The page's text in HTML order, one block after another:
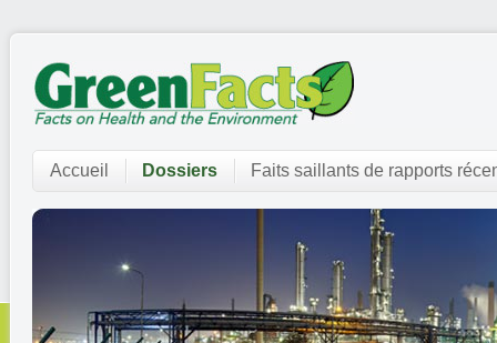
Accueil Dossiers Faits saillants de rapports